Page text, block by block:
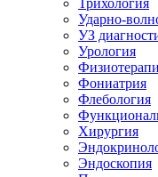
Трихология
Ударно-
УЗ
Урология
Фониатрия
Флебология
Хирургия
Эндоскопия